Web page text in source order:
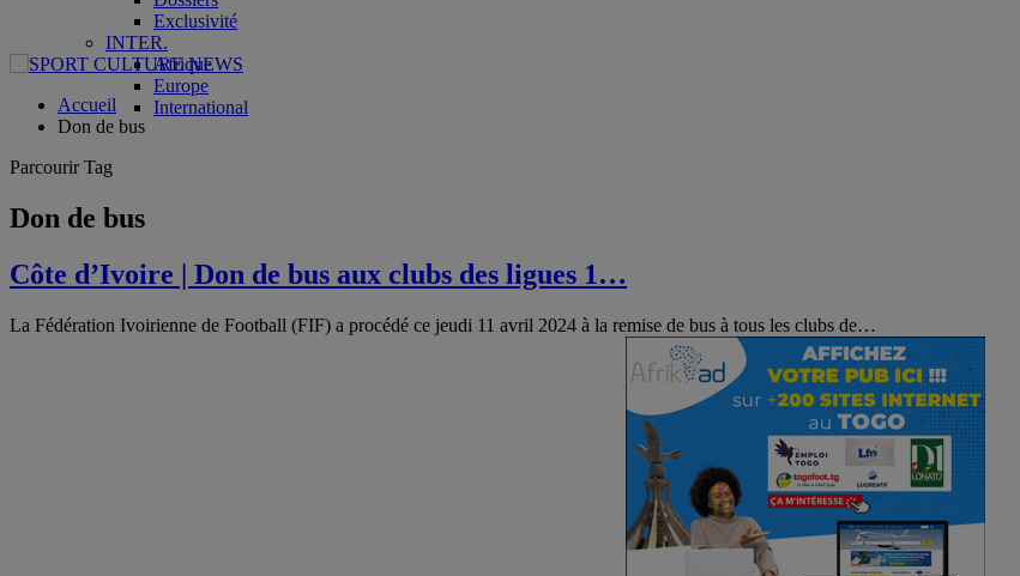
Exclusivité
INTER.
Afrique
Europe
International
Accueil
Don de bus
Parcourir Tag
Don de bus
Côte d’Ivoire | Don de bus aux clubs des ligues 1…
La Fédération Ivoirienne de Football (FIF) a procédé ce jeudi 11 avril 2024 à la remise de bus à tous les clubs de…